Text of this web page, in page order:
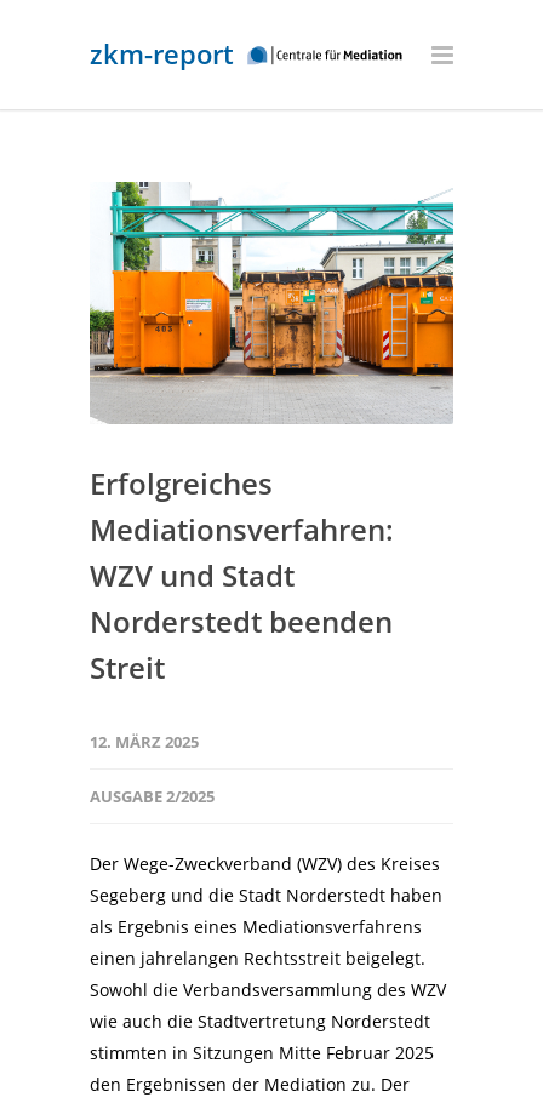
zkm-report
Erfolgreiches
Mediationsverfahren:
WZV und Stadt
Norderstedt beenden
Streit
12. MÄRZ 2025
AUSGABE 2/2025
Der Wege-Zweckverband (WZV) des Kreises
Segeberg und die Stadt Norderstedt haben
als Ergebnis eines Mediationsverfahrens
einen jahrelangen Rechtsstreit beigelegt.
Sowohl die Verbandsversammlung des WZV
wie auch die Stadtvertretung Norderstedt
stimmten in Sitzungen Mitte Februar 2025
den Ergebnissen der Mediation zu. Der